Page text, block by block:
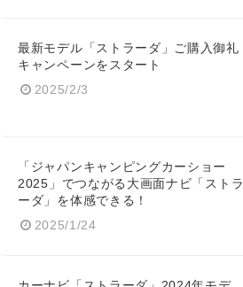
最新モデル「ストラーダ」ご購入御礼
キャンペーンをスタート
2025/2/3
「ジャパンキャンピングカーショー
2025」でつながる大画面ナビ「ストラ
ーダ」を体感できる！
2025/1/24